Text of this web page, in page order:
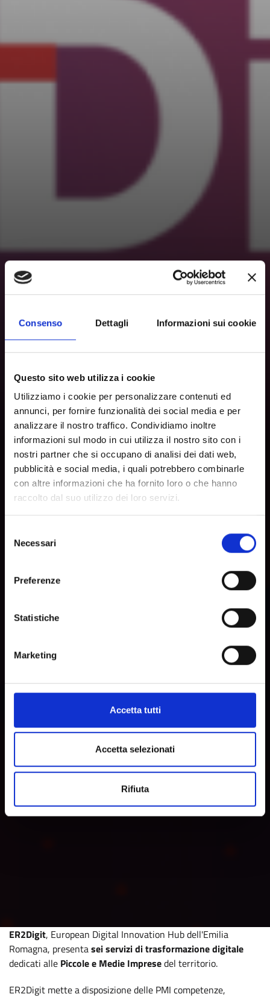
Consenso Dettagli Informazioni sui cookie
Questo sito web utilizza i cookie
Utilizziamo i cookie per personalizzare contenuti ed
annunci, per fornire funzionalità dei social media e per
analizzare il nostro traffico. Condividiamo inoltre
informazioni sul modo in cui utilizza il nostro sito con i
nostri partner che si occupano di analisi dei dati web,
pubblicità e social media, i quali potrebbero combinarle
con altre informazioni che ha fornito loro o che hanno
raccolto dal suo utilizzo dei loro servizi.
delNecessari
Preferenze
Statistiche
Marketing
Accetta tutti
Accetta selezionati
Rifiuta
ER2Digit, European Digital Innovation Hub dell'Emilia
Romagna, presentasei servizi di trasformazione digitale
dedicati alle Piccole e Medie Impresedel territorio.
ER2Digit mette a disposizione delle PMI competenze,